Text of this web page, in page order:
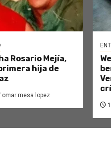
Rosario Mejía,
hija de
omar mesa lopez